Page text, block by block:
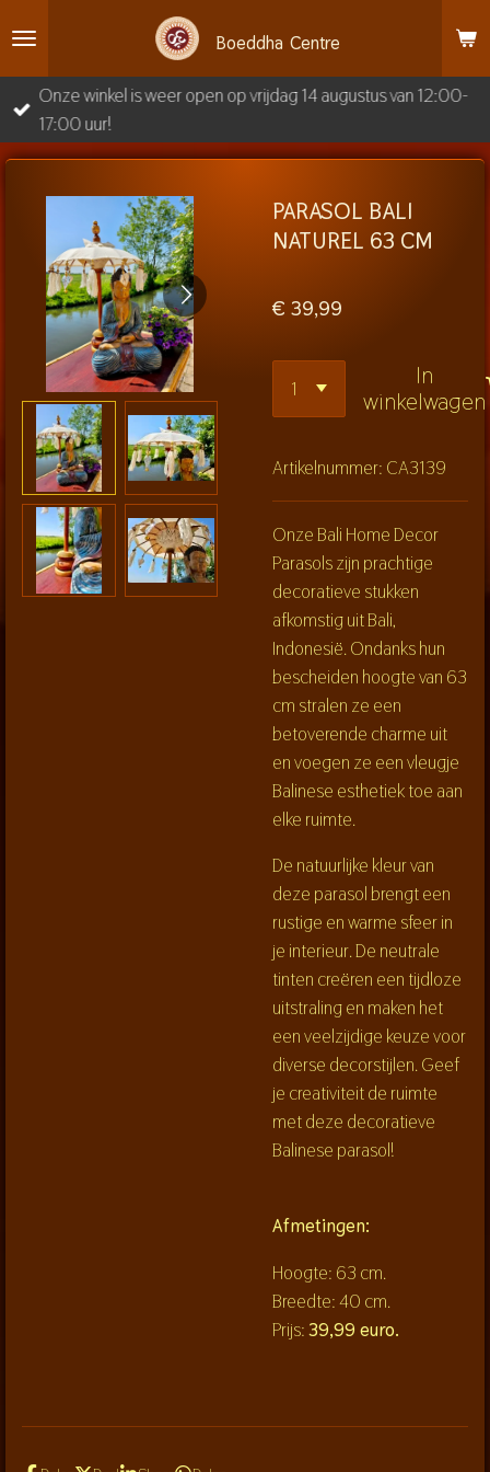
direct
naar
de
hoofdinhoud
Boeddha Centre
Onze winkel is weer open op vrijdag 14 augustus van 12:00-
17:00 uur!
PARASOL BALI
NATUREL 63 CM
€ 39,99
In
winkelwagen
Artikelnummer: CA3139
Onze Bali Home Decor
Parasols zijn prachtige
decoratieve stukken
afkomstig uit Bali,
Indonesië. Ondanks hun
bescheiden hoogte van 63
cm stralen ze een
betoverende charme uit
en voegen ze een vleugje
Balinese esthetiek toe aan
elke ruimte.
De natuurlijke kleur van
deze parasol brengt een
rustige en warme sfeer in
je interieur. De neutrale
tinten creëren een tijdloze
uitstraling en maken het
een veelzijdige keuze voor
diverse decorstijlen.Geef
je creativiteit de ruimte
met deze decoratieve
Balinese parasol!
Afmetingen:
Hoogte: 63 cm.
Breedte: 40 cm.
Prijs:39,99 euro.